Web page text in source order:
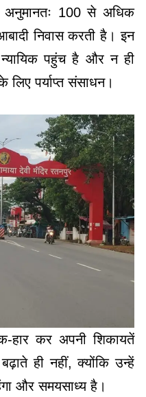
अनुमानतः 100 से अधिक
निवास करती है। इन
न्यायिक पहुंच है और न ही
पर्याप्त संसाधन।
हार कर अपनी शिकायतें
ही नहीं, क्योंकि उन्हें
और समयसाध्य है।